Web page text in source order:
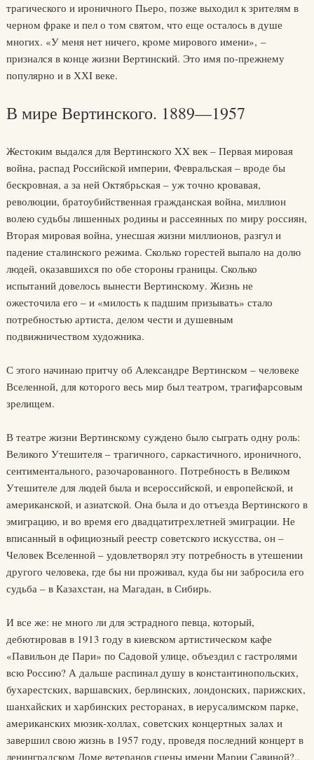
трагического и ироничного Пьеро, позже выходил к зрителям в
черном фраке и пел о том святом, что еще осталось в душе
многих. «У меня нет ничего, кроме мирового имени», –
признался в конце жизни Вертинский. Это имя по-прежнему
популярно и в ХХI веке.
В мире Вертинского. 1889—1957
Жестоким выдался для Вертинского XX век – Первая мировая
война, распад Российской империи, Февральская – вроде бы
бескровная, а за ней Октябрьская – уж точно кровавая,
революции, братоубийственная гражданская война, миллион
волею судьбы лишенных родины и рассеянных по миру россиян,
Вторая мировая война, унесшая жизни миллионов, разгул и
падение сталинского режима. Сколько горестей выпало на долю
людей, оказавшихся по обе стороны границы. Сколько
испытаний довелось вынести Вертинскому. Жизнь не
ожесточила его – и «милость к падшим призывать» стало
потребностью артиста, делом чести и душевным
подвижничеством художника.
С этого начинаю притчу об Александре Вертинском – человеке
Вселенной, для которого весь мир был театром, трагифарсовым
зрелищем.
В театре жизни Вертинскому суждено было сыграть одну роль:
Великого Утешителя – трагичного, саркастичного, ироничного,
сентиментального, разочарованного. Потребность в Великом
Утешителе для людей была и всероссийской, и европейской, и
американской, и азиатской. Она была и до отъезда Вертинского в
эмиграцию, и во время его двадцатитрехлетней эмиграции. Не
вписанный в официозный реестр советского искусства, он –
Человек Вселенной – удовлетворял эту потребность в утешении
другого человека, где бы ни проживал, куда бы ни забросила его
судьба – в Казахстан, на Магадан, в Сибирь.
И все же: не много ли для эстрадного певца, который,
дебютировав в 1913 году в киевском артистическом кафе
«Павильон де Пари» по Садовой улице, объездил с гастролями
всю Россию? А дальше распинал душу в константинопольских,
бухарестских, варшавских, берлинских, лондонских, парижских,
шанхайских и харбинских ресторанах, в иерусалимском парке,
американских мюзик-холлах, советских концертных залах и
завершил свою жизнь в 1957 году, проведя последний концерт в
ленинградском Доме ветеранов сцены имени Марии Савиной?..